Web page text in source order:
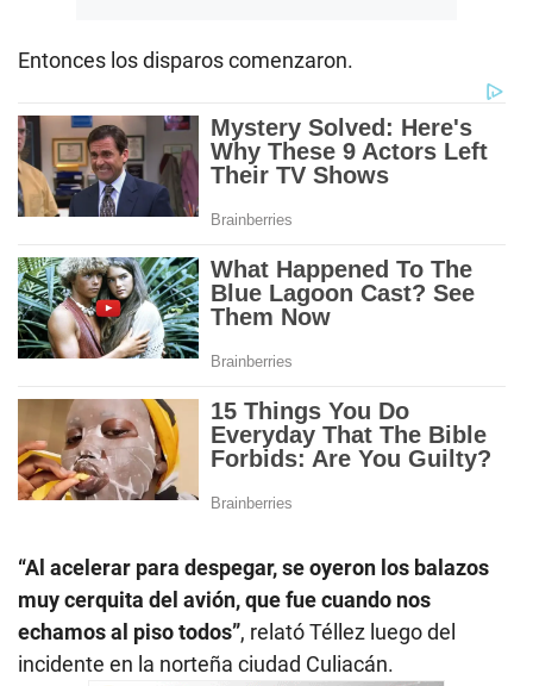
Entonces los disparos comenzaron.
“Al acelerar para despegar, se oyeron los balazos
muy cerquita del avión, que fue cuando nos
echamos al piso todos”, relató Téllez luego del
incidente en la norteña ciudad Culiacán.